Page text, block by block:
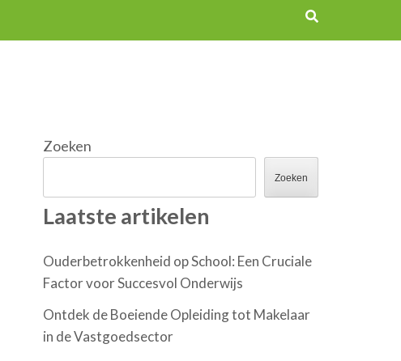
Zoeken
Zoeken
Laatste artikelen
Ouderbetrokkenheid op School: Een Cruciale
Factor voor Succesvol Onderwijs
Ontdek de Boeiende Opleiding tot Makelaar
in de Vastgoedsector